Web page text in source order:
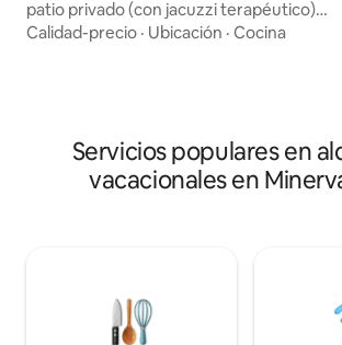
patio privado (con jacuzzi terapéutico)
que conduce a su propia entrada desde
restaurantes donde puedes disfrutar de
una bebida para adultos en la histórica
ciudad donde comenzó la prohibición! La
Calidad-precio · Ubicación · Cocina
Servicios populares en
vacacionales en